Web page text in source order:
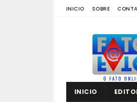
INICIO SOBRE
INICIO